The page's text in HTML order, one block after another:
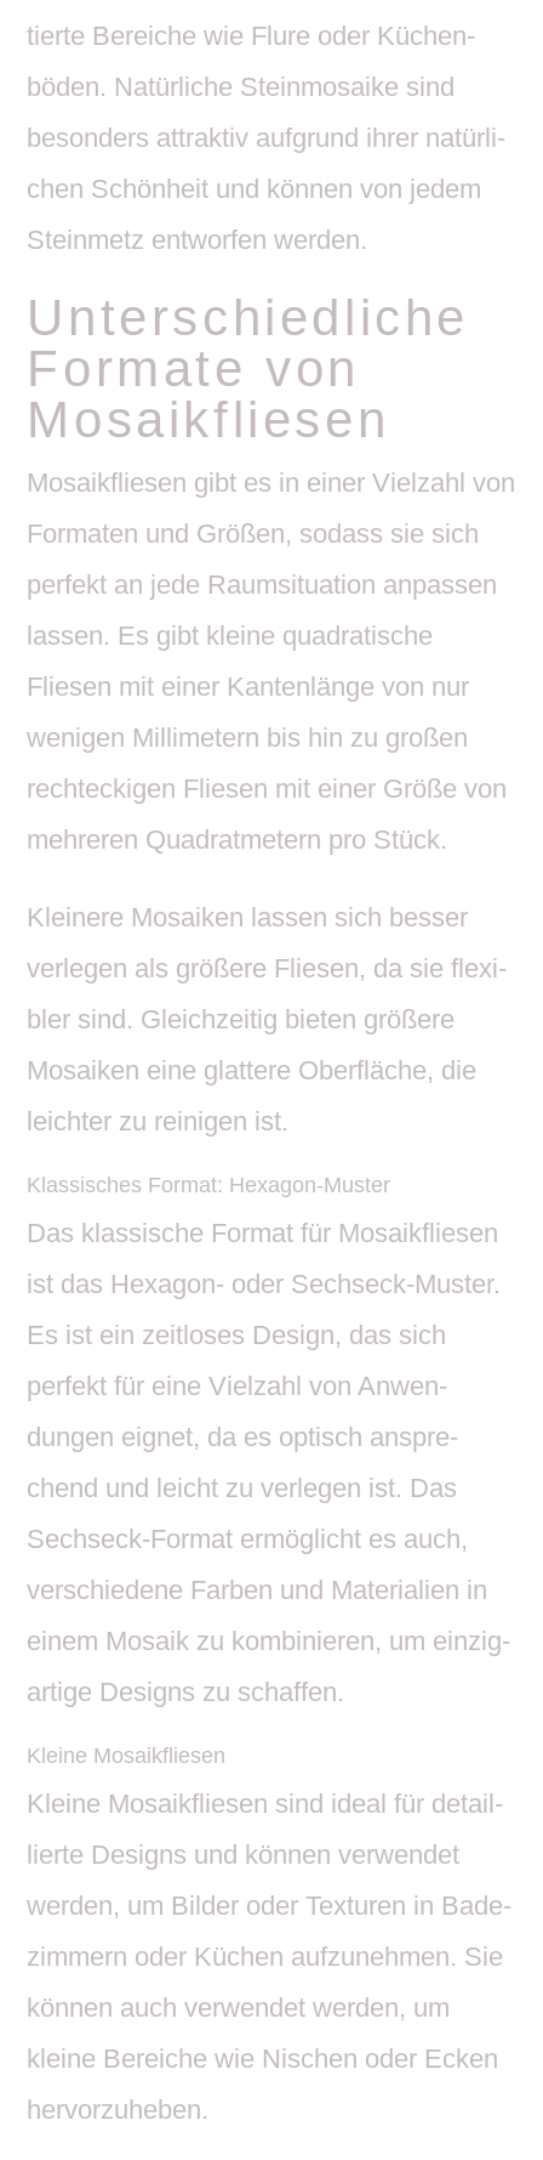
tierte Bereiche wie Flure oder Küchen­
böden. Natür­liche Stein­mo­saike sind
beson­ders attraktiv aufgrund ihrer natür­li­
chen Schön­heit und können von jedem
Stein­metz entworfen werden.
Unter­schied­liche
Formate von
Mosaikfliesen
Mosa­ik­fliesen gibt es in einer Viel­zahl von
Formaten und Größen, sodass sie sich
perfekt an jede Raum­si­tua­tion anpassen
lassen. Es gibt kleine quadra­ti­sche
Fliesen mit einer Kanten­länge von nur
wenigen Milli­me­tern bis hin zu großen
recht­eckigen Fliesen mit einer Größe von
mehreren Quadrat­me­tern pro Stück.
Klei­nere Mosaiken lassen sich besser
verlegen als größere Fliesen, da sie flexi­
bler sind. Gleich­zeitig bieten größere
Mosaiken eine glat­tere Ober­fläche, die
leichter zu reinigen ist.
Klas­si­sches Format: Hexagon-Muster
Das klas­si­sche Format für Mosa­ik­fliesen
ist das Hexagon- oder Sechseck-Muster.
Es ist ein zeit­loses Design, das sich
perfekt für eine Viel­zahl von Anwen­
dungen eignet, da es optisch anspre­
chend und leicht zu verlegen ist. Das
Sechseck-Format ermög­licht es auch,
verschie­dene Farben und Mate­ria­lien in
einem Mosaik zu kombi­nieren, um einzig­
ar­tige Designs zu schaffen.
Kleine Mosa­ik­fliesen
Kleine Mosa­ik­fliesen sind ideal für detail­
lierte Designs und können verwendet
werden, um Bilder oder Texturen in Bade­
zim­mern oder Küchen aufzu­nehmen. Sie
können auch verwendet werden, um
kleine Bereiche wie Nischen oder Ecken
hervorzuheben.